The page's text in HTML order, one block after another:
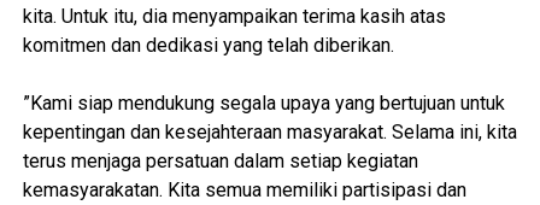
kita. Untuk itu, dia menyampaikan terima kasih atas
komitmen dan dedikasi yang telah diberikan.
‎”Kami siap mendukung segala upaya yang bertujuan untuk
kepentingan dan kesejahteraan masyarakat. Selama ini, kita
terus menjaga persatuan dalam setiap kegiatan
kemasyarakatan. Kita semua memiliki partisipasi dan